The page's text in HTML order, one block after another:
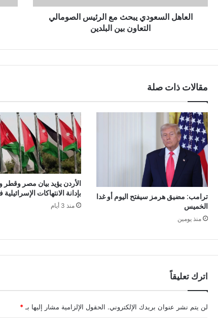
العاهل السعودي يبحث مع الرئيس الصومالي
التعاون بين البلدين
مقالات ذات صلة
ترامب: مضيق هرمز سيفتح اليوم أو غدا
الخميس
منذ يومين
الأردن يؤيد بيان مصر وقطر
بإدانة الانتهاكات
منذ 3 أيام
اترك تعليقاً
لن يتم نشر عنوان بريدك الإلكتروني. الحقول الإلزامية مشار إليها بـ *